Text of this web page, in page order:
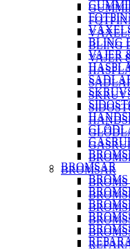
BLING
VAJER
BROMSAR
BLING
VAJER
BROMSAR